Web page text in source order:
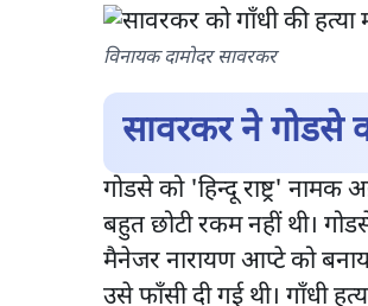
विनायक दामोदर सावरकर
सावरकर ने गोडसे
गोडसे को 'हिन्दू राष्ट्र'
बहुत छोटी रकम नहीं थी।
मैनेजर नारायण आप्टे को
उसे फाँसी दी गई थी। गाँधी